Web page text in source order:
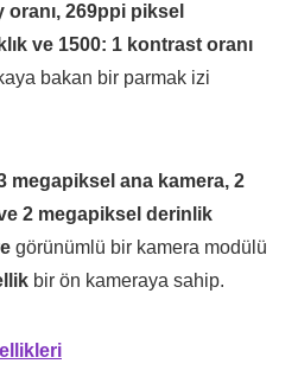
269ppi piksel
ve 1500: 1 kontrast oranı
bakan bir parmak izi
megapiksel ana kamera, 2
2 megapiksel derinlik
görünümlü bir kamera modülü
bir ön kameraya sahip.